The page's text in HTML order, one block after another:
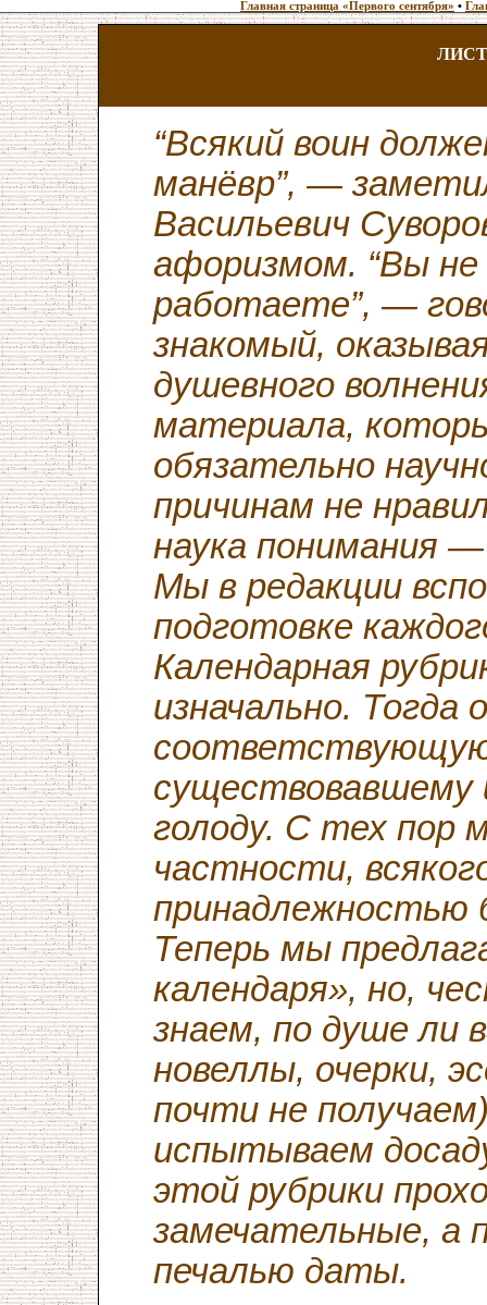
Главная страница «Первого сентября» •
“Всякий воин
манёвр”, —
Васильевич
афоризмом. “Вы
работаете”, —
знакомый,
душевного
материала,
обязательно
причинам не
наука понимания
Мы в редакции
подготовке
Календарная
изначально. Тогда
существовавшему
голоду. С тех пор
частности,
принадлежностью
Теперь мы
календаря», но,
знаем, по душе ли
новеллы, очерки,
почти не
испытываем
этой рубрики
замечательные, а
печалью даты.